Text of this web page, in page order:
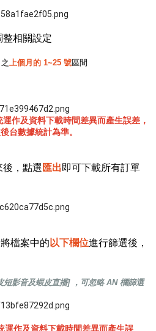
整相關設定
上個月的 1~25 號區間
作及資料下載時間差異而產生誤差，
台數據統計為準。
後，點選匯出即可下載所有訂單
檔案中的 以下欄位進行篩選後，
影音及蝦皮直播] ，可忽略 AN 欄篩選
作及資料下載時間差異而產生誤